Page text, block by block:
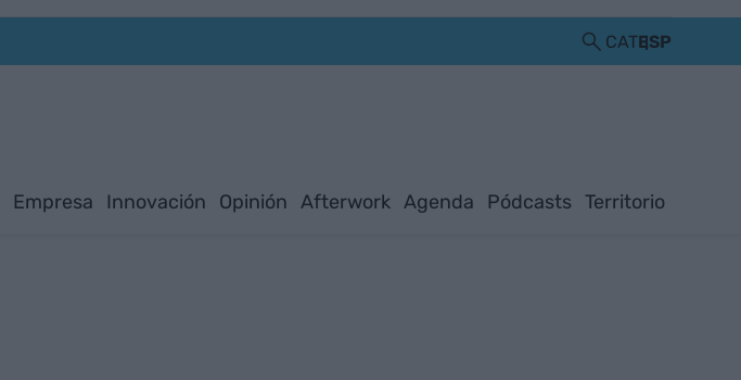
CATESP
Empresa Innovación Opinión Afterwork Agenda Pódcasts Territorio